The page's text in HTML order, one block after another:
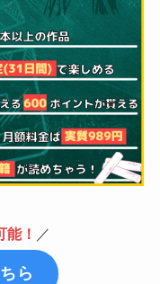
！ ／
ら